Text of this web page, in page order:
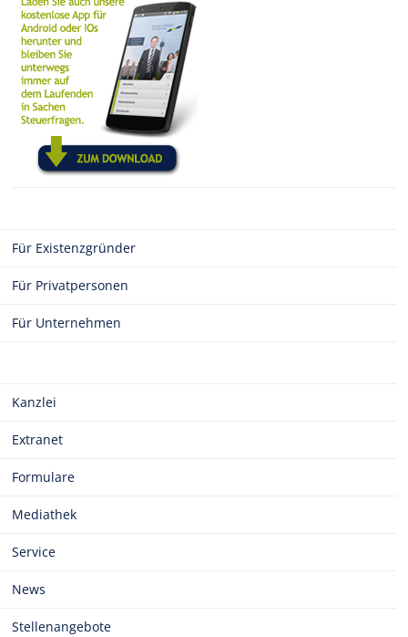
Für Existenzgründer
Für Privatpersonen
Für Unternehmen
Kanzlei
Extranet
Formulare
Mediathek
Service
News
Stellenangebote